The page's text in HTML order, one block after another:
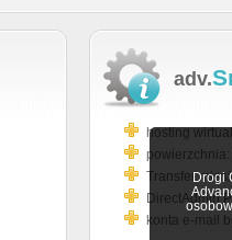
Drogi
adv.
hosting
powierzchnia:
Transfer
DirectAdmin
konta e-mail